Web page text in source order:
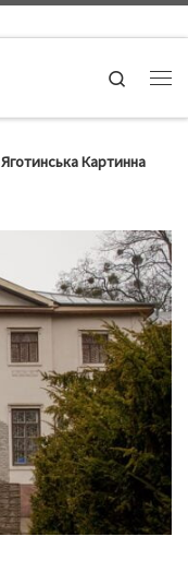
Search
Яготинська Картинна